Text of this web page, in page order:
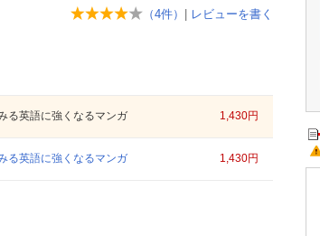
（4件） | レビューを書く
英語に強くなるマンガ 1,430円
英語に強くなるマンガ 1,430円